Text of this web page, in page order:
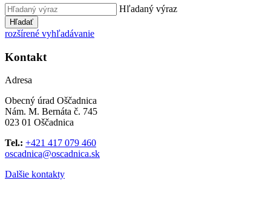
Hľadaný výraz
Hľadať
rozšírené vyhľadávanie
Kontakt
Adresa
Obecný úrad Oščadnica
Nám. M. Bernáta č. 745
023 01 Oščadnica
Tel.: +421 417 079 460
oscadnica@oscadnica.sk
Dalšie kontakty